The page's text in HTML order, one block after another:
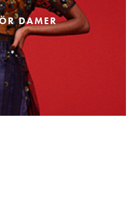
DAMER